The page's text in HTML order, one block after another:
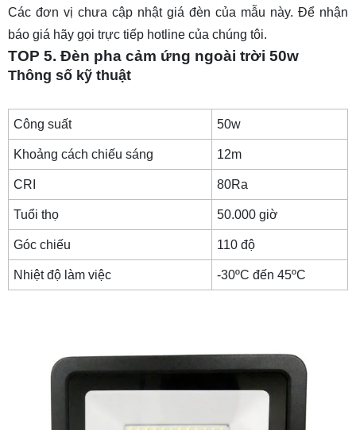
Các đơn vị chưa cập nhật giá đèn của mẫu này. Để nhận
báo giá hãy gọi trực tiếp hotline của chúng tôi.
TOP 5. Đèn pha cảm ứng ngoài trời 50w
Thông số kỹ thuật
Công suất 50w
Khoảng cách chiếu sáng 12m
CRI 80Ra
Tuổi thọ 50.000 giờ
Góc chiếu 110 độ
Nhiệt độ làm việc -30ºC đến 45ºC